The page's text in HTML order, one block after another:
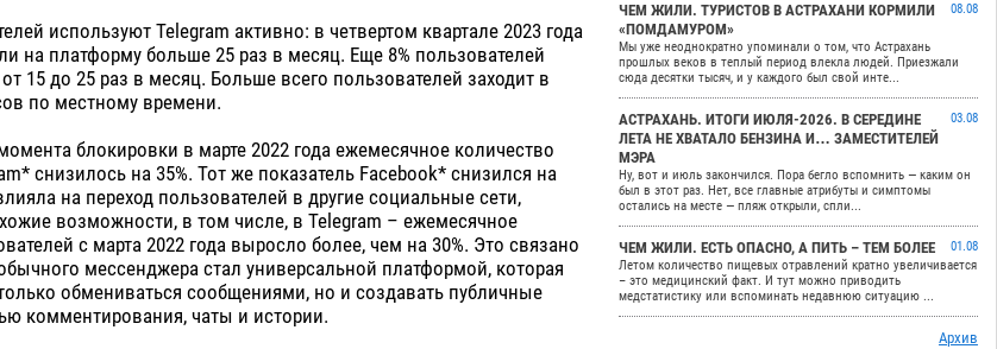
используют Telegram активно: в четвертом квартале 2023 года
на платформу больше 25 раз в месяц. Еще 8% пользователей
15 до 25 раз в месяц. Больше всего пользователей заходит в
по местному времени.
блокировки в марте 2022 года ежемесячное количество
снизилось на 35%. Тот же показатель Facebook* снизился на
на переход пользователей в другие социальные сети,
возможности, в том числе, в Telegram – ежемесячное
с марта 2022 года выросло более, чем на 30%. Это связано
мессенджера стал универсальной платформой, которая
обмениваться сообщениями, но и создавать публичные
комментирования, чаты и истории.
ЧЕМ ЖИЛИ. ТУРИСТОВ В АСТРАХАНИ КОРМИЛИ
«ПОМДАМУРОМ»
08.08
Мы уже неоднократно упоминали о том, что Астрахань
прошлых веков в теплый период влекла людей. Приезжали
сюда десятки тысяч, и у каждого был свой инте...
АСТРАХАНЬ. ИТОГИ ИЮЛЯ-2026. В СЕРЕДИНЕ
ЛЕТА НЕ ХВАТАЛО БЕНЗИНА И… ЗАМЕСТИТЕЛЕЙ
МЭРА
03.08
Ну, вот и июль закончился. Пора бегло вспомнить — каким он
был в этот раз. Нет, все главные атрибуты и симптомы
остались на месте — пляж открыли, спли...
ЧЕМ ЖИЛИ. ЕСТЬ ОПАСНО, А ПИТЬ – ТЕМ БОЛЕЕ
01.08
Летом количество пищевых отравлений кратно увеличивается
– это медицинский факт. И тут можно приводить
медстатистику или вспоминать недавнюю ситуацию ...
Архив